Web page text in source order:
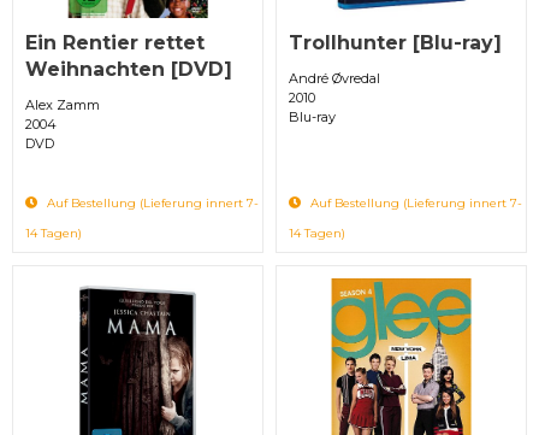
Ein Rentier rettet
Weihnachten [DVD]
Alex Zamm
2004
DVD
Auf Bestellung (Lieferung innert 7-
14 Tagen)
Trollhunter [Blu-ray]
André Øvredal
2010
Blu-ray
Auf Bestellung (Lieferung innert 7-
14 Tagen)